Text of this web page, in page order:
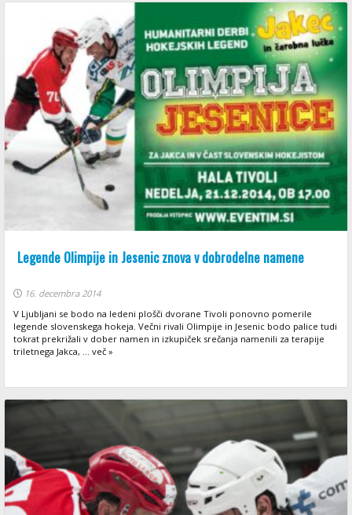
Legende Olimpije in Jesenic znova v dobrodelne namene
16. decembra 2014
V Ljubljani se bodo na ledeni plošči dvorane Tivoli ponovno pomerile
legende slovenskega hokeja. Večni rivali Olimpije in Jesenic bodo palice tudi
tokrat prekrižali v dober namen in izkupiček srečanja namenili za terapije
triletnega Jakca, ... več »